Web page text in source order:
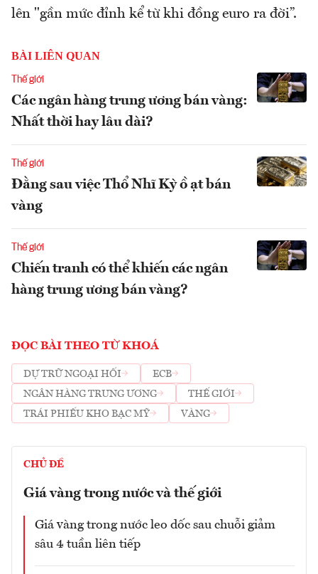
lên "gần mức đỉnh kể từ khi đồng euro ra đời”.
BÀI LIÊN QUAN
Thế giới
Các ngân hàng trung ương bán vàng:
Nhất thời hay lâu dài?
Thế giới
Đằng sau việc Thổ Nhĩ Kỳ ồ ạt bán
vàng
Thế giới
Chiến tranh có thể khiến các ngân
hàng trung ương bán vàng?
ĐỌC BÀI THEO TỪ KHOÁ
DỰ TRỮ NGOẠI HỐI
ECB
NGÂN HÀNG TRUNG ƯƠNG
THẾ GIỚI
TRÁI PHIẾU KHO BẠC MỸ
VÀNG
CHỦ ĐỀ
Giá vàng trong nước và thế giới
Giá vàng trong nước leo dốc sau chuỗi giảm
sâu 4 tuần liên tiếp